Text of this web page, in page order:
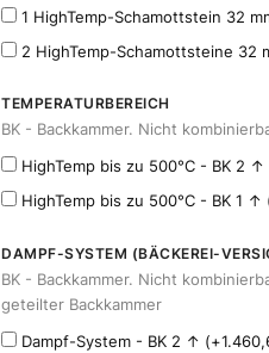
1 HighTemp-Schamottstein 32
2 HighTemp-Schamottsteine 32
TEMPERATURBEREICH
BK - Backkammer. Nicht
HighTemp bis zu 500°C - BK 2 ↑
HighTemp bis zu 500°C - BK 1 ↑
DAMPF-SYSTEM (BÄCKEREI-
BK - Backkammer. Nicht
geteilter Backkammer
Dampf-System - BK 2 ↑ (+